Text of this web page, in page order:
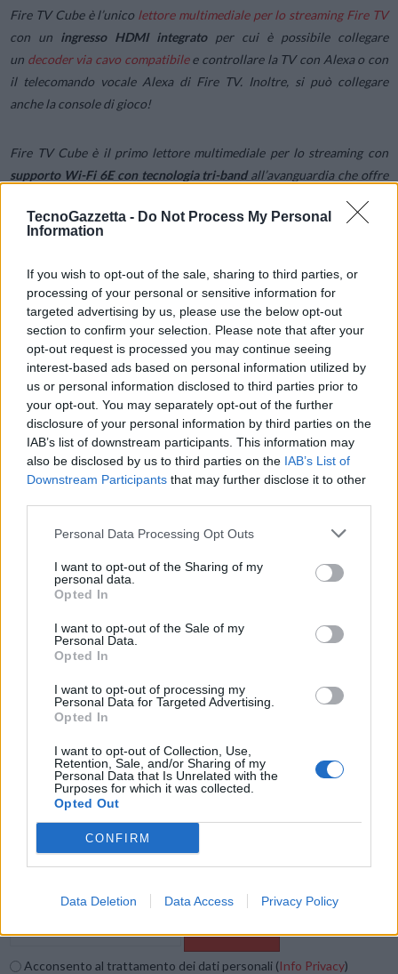
TecnoGazzetta - Do Not Process My Personal
Information
If you wish to opt-out of the sale, sharing to third parties, or
processing of your personal or sensitive information for
targeted advertising by us, please use the below opt-out
section to confirm your selection. Please note that after your
opt-out request is processed you may continue seeing
interest-based ads based on personal information utilized by
us or personal information disclosed to third parties prior to
your opt-out. You may separately opt-out of the further
disclosure of your personal information by third parties on the
IAB’s list of downstream participants. This information may
also be disclosed by us to third parties on the IAB’s List of
Downstream Participants that may further disclose it to other
Personal Data Processing Opt Outs
I want to opt-out of the Sharing of my
personal data.
Opted In
I want to opt-out of the Sale of my
Personal Data.
Opted In
I want to opt-out of processing my
Personal Data for Targeted Advertising.
Opted In
I want to opt-out of Collection, Use,
Retention, Sale, and/or Sharing of my
Personal Data that Is Unrelated with the
Purposes for which it was collected.
Opted Out
CONFIRM
Data Deletion Data Access Privacy Policy
Fire TV Cube è l’unico lettore multimediale per lo streaming Fire TV
con un ingresso HDMI integratoper cui è possibile collegare
un decoder via cavo compatibilee controllare la TV con Alexa o con
il telecomando vocale Alexa di Fire TV. Inoltre, si può collegare
anche la console di gioco!
Fire TV Cube è il primo lettore multimediale per lo streaming con
supporto Wi-Fi 6E con tecnologia tri-bandall’avanguardia che offre
velocità più elevate, latenza minore e maggiore capacità di banda per
uno streaming del tutto fluido.
Fire TV Cube dispone anche di una porta USB aggiuntiva che
consente di collegare facilmente le webcam compatibili per le
videochiamate tramite Alexa Communications: basta dire
chiama mamma”per entrare in contatto con la famiglia o gli amici
dallo schermo più grande di casa.
Il dispositivo è progettato all’insegna dellasostenibilità: il 30% della
plastica impiegata proviene, infatti, daplastica riciclata post-
consumoe il100% dell’imballaggioè a base di fibra di legno
proveniente da foreste gestite in modo sostenibile o da fonti
funzione.
Condividi questo articolo:
Mastodon Telegram WhatsApp
Stampa Altro
Vuoi ricevere gli aggiornamenti delle news di TecnoGazzetta?
Inserisci nome ed indirizzo E-Mail:
Acconsento al trattamento dei dati personali (Info Privacy)